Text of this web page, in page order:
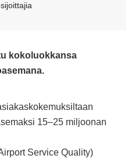
kokoluokkansa
15–25 miljoonan
Service Quality)